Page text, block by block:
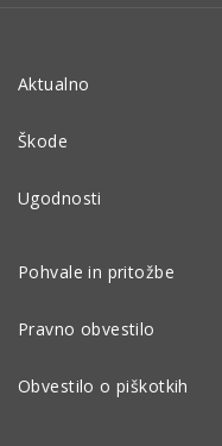
Aktualno
Škode
Ugodnosti
Pohvale in pritožbe
Pravno obvestilo
Obvestilo o piškotkih